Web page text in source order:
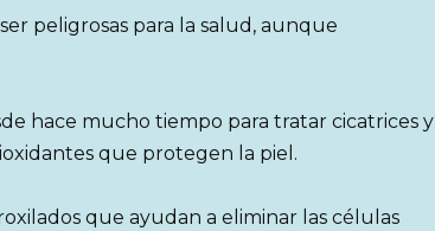
peligrosas para la salud, aunque
hace mucho tiempo para tratar cicatrices y
que protegen la piel.
que ayudan a eliminar las células